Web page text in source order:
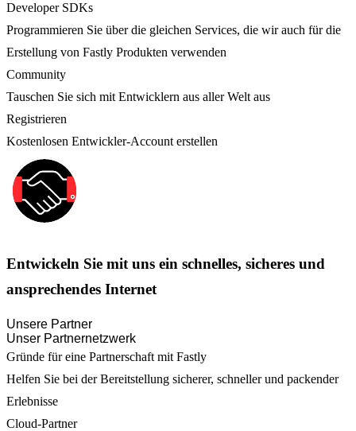
Developer SDKs
Programmieren Sie über die gleichen Services, die wir auch für die
Erstellung von Fastly Produkten verwenden
Community
Tauschen Sie sich mit Entwicklern aus aller Welt aus
Registrieren
Kostenlosen Entwickler-Account erstellen
Entwickeln Sie mit uns ein schnelles, sicheres und
ansprechendes Internet
Unsere Partner
Unser Partnernetzwerk
Gründe für eine Partnerschaft mit Fastly
Helfen Sie bei der Bereitstellung sicherer, schneller und packender
Erlebnisse
Cloud-Partner